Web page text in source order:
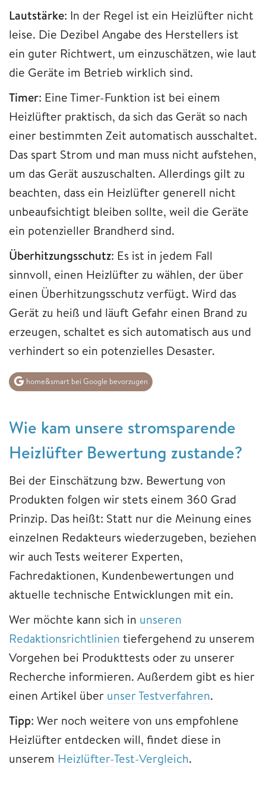
Lautstärke: In der Regel ist ein Heizlüfter nicht
leise. Die Dezibel Angabe des Herstellers ist
ein guter Richtwert, um einzuschätzen, wie laut
die Geräte im Betrieb wirklich sind.
Timer: Eine Timer-Funktion ist bei einem
Heizlüfter praktisch, da sich das Gerät so nach
einer bestimmten Zeit automatisch ausschaltet.
Das spart Strom und man muss nicht aufstehen,
um das Gerät auszuschalten. Allerdings gilt zu
beachten, dass ein Heizlüfter generell nicht
unbeaufsichtigt bleiben sollte, weil die Geräte
ein potenzieller Brandherd sind.
Überhitzungsschutz: Es ist in jedem Fall
sinnvoll, einen Heizlüfter zu wählen, der über
einen Überhitzungsschutz verfügt. Wird das
Gerät zu heiß und läuft Gefahr einen Brand zu
erzeugen, schaltet es sich automatisch aus und
verhindert so ein potenzielles Desaster.
home&smart bei Google bevorzugen
Wie kam unsere stromsparende
Heizlüfter Bewertung zustande?
Bei der Einschätzung bzw. Bewertung von
Produkten folgen wir stets einem 360 Grad
Prinzip. Das heißt: Statt nur die Meinung eines
einzelnen Redakteurs wiederzugeben, beziehen
wir auch Tests weiterer Experten,
Fachredaktionen, Kundenbewertungen und
aktuelle technische Entwicklungen mit ein.
Wer möchte kann sich in unseren
Redaktionsrichtlinien tiefergehend zu unserem
Vorgehen bei Produkttests oder zu unserer
Recherche informieren. Außerdem gibt es hier
einen Artikel über unser Testverfahren.
Tipp: Wer noch weitere von uns empfohlene
Heizlüfter entdecken will, findet diese in
unserem Heizlüfter-Test-Vergleich.